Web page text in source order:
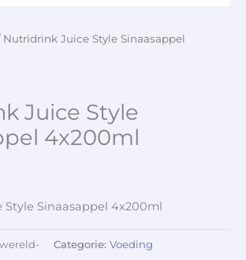
Nutridrink Juice Style Sinaasappel
Juice Style
4x200ml
Sinaasappel 4x200ml
Categorie: Voeding